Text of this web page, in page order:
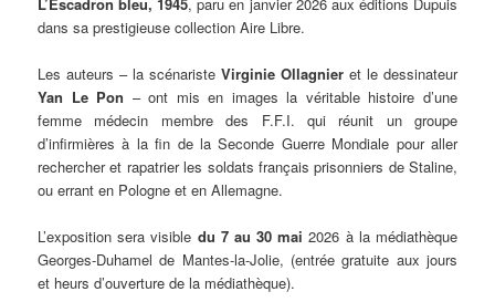
dans sa prestigieuse collection Aire Libre.
Les auteurs – la scénariste Virginie Ollagnier et le dessinateur
Yan Le Pon – ont mis en images la véritable histoire d’une
femme médecin membre des F.F.I. qui réunit un groupe
d’infirmières à la fin de la Seconde Guerre Mondiale pour aller
rechercher et rapatrier les soldats français prisonniers de Staline,
ou errant en Pologne et en Allemagne.
L’exposition sera visible du 7 au 30 mai 2026 à la médiathèque
Georges-Duhamel de Mantes-la-Jolie, (entrée gratuite aux jours
et heurs d’ouverture de la médiathèque).